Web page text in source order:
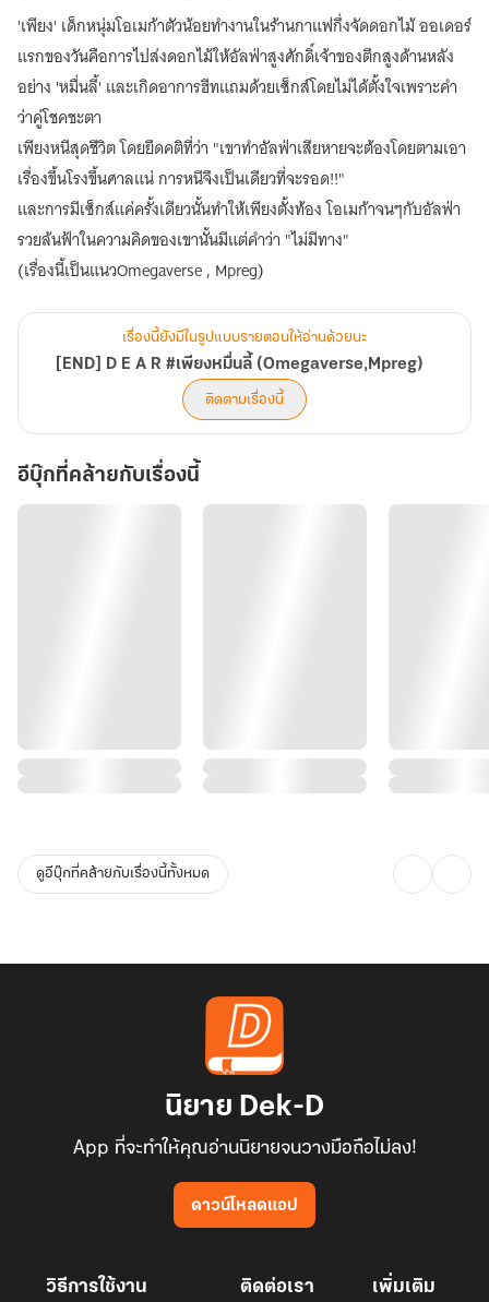
#เพียง
หมื่น
ลี้
(Omegaverse,Mpreg)
'เพียง' เด็กหนุ่มโอเมก้าตัวน้อยทำงานในร้านกาแฟกึ่งจัดดอกไม้ ออเดอร์
แรกของวันคือการไปส่งดอกไม้ให้อัลฟ่าสูงศักดิ์เจ้าของตึกสูงด้านหลัง
อย่าง 'หมื่นลี้' และเกิดอาการฮีทแถมด้วยเซ็กส์โดยไม่ได้ตั้งใจเพราะคำ
ว่าคู่โชคชะตา
เพียงหนีสุดชีวิต โดยยึดคติที่ว่า "เขาทำอัลฟ่าเสียหายจะต้องโดยตามเอา
เรื่องขึ้นโรงขึ้นศาลแน่ การหนีจึงเป็นเดียวที่จะรอด!!"
และการมีเซ็กส์แค่ครั้งเดียวนั้นทำให้เพียงตั้งท้อง โอเมก้าจนๆกับอัลฟ่า
รวยล้นฟ้าในความคิดของเขานั้นมีแต่คำว่า "ไม่มีทาง"
(เรื่องนี้เป็นแนวOmegaverse , Mpreg)
เรื่องนี้ยังมีในรูปแบบรายตอนให้อ่านด้วยนะ
[END] D E A R #เพียงหมื่นลี้ (Omegaverse,Mpreg)
ติดตามเรื่องนี้
อีบุ๊กที่คล้ายกับเรื่องนี้
ดูอีบุ๊กที่คล้ายกับเรื่องนี้ทั้งหมด
นิยาย Dek-D
App ที่จะทำให้คุณอ่านนิยายจนวางมือถือไม่ลง!
ดาวน์โหลดแอป
วิธีการใช้งาน ติดต่อเรา เพิ่มเติม